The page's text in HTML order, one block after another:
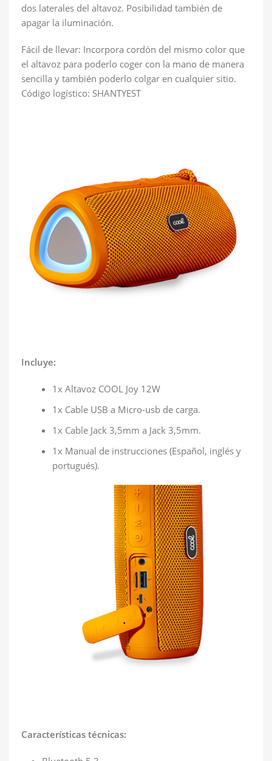
dos laterales del altavoz. Posibilidad también de
apagar la iluminación.
Fácil de llevar: Incorpora cordón del mismo color que
el altavoz para poderlo coger con la mano de manera
sencilla y también poderlo colgar en cualquier sitio.
Código logístico: SHANTYEST
Incluye:
1x Altavoz COOL Joy 12W
1x Cable USB a Micro-usb de carga.
1x Cable Jack 3,5mm a Jack 3,5mm.
1x Manual de instrucciones (Español, inglés y
portugués).
Características técnicas: